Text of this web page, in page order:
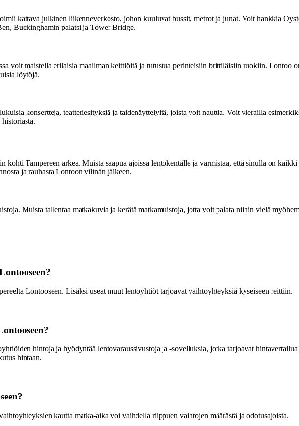
kattava julkinen liikenneverkosto, johon kuuluvat bussit, metrot ja junat. Voit hankkia
Buckinghamin palatsi ja Tower Bridge.
voit maistella erilaisia maailman keittiöitä ja tutustua perinteisiin brittiläisiin ruokiin. Lontoo
löytöjä.
konsertteja, teatteriesityksiä ja taidenäyttelyitä, joista voit nauttia. Voit vierailla
historiasta.
Tampereen arkea. Muista saapua ajoissa lentokentälle ja varmistaa, että sinulla on
ja rauhasta Lontoon vilinän jälkeen.
Muista tallentaa matkakuvia ja kerätä matkamuistoja, jotta voit palata niihin vielä
Lontooseen. Lisäksi useat muut lentoyhtiöt tarjoavat vaihtoyhteyksiä kyseiseen reittiin.
hintoja ja hyödyntää lentovaraussivustoja ja -sovelluksia, jotka tarjoavat
hintaan.
kautta matka-aika voi vaihdella riippuen vaihtojen määrästä ja odotusajoista.